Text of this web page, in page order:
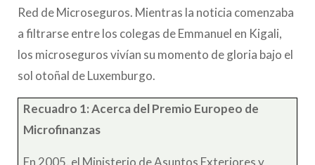
Red de Microseguros. Mientras la noticia comenzaba
a filtrarse entre los colegas de Emmanuel en Kigali,
los microseguros vivían su momento de gloria bajo el
sol otoñal de Luxemburgo.
Recuadro 1: Acerca del Premio Europeo de
Microfinanzas
En 2005, el Ministerio de Asuntos Exteriores y